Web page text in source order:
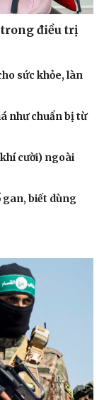
điều trị
sức khỏe, làn
như chuẩn bị từ
cười) ngoài
gan, biết dùng